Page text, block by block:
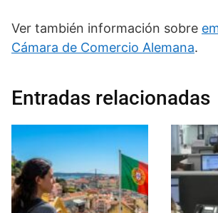
Ver también información sobre
Cámara de Comercio Alemana.
Entradas relacionadas